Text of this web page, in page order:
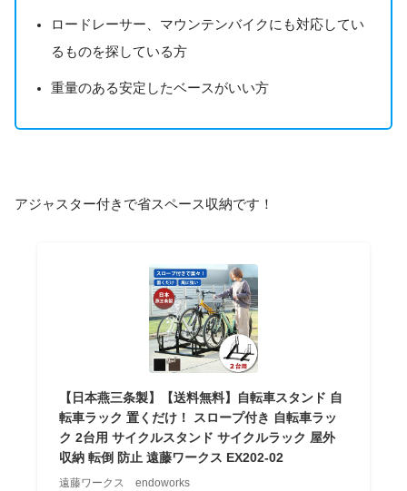
ロードレーサー、マウンテンバイクにも対応してい
るものを探している方
重量のある安定したベースがいい方
アジャスター付きで省スペース収納です！
【日本燕三条製】【送料無料】自転車スタンド 自
転車ラック 置くだけ！ スロープ付き 自転車ラッ
ク 2台用 サイクルスタンド サイクルラック 屋外
収納 転倒 防止 遠藤ワークス EX202-02
遠藤ワークス endoworks